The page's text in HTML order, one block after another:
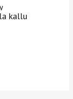
kallu